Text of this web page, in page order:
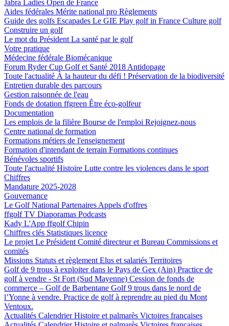
Jabra Ladies Open de France
Aides fédérales Mérite national pro Règlements
Guide des golfs Escapades Le GIE Play golf in France Culture golf
Construire un golf
Le mot du Président La santé par le golf
Votre pratique
Médecine fédérale Biomécanique
Forum Ryder Cup Golf et Santé 2018 Antidopage
Toute l'actualité À la hauteur du défi ! Préservation de la biodiversité
Entretien durable des parcours
Gestion raisonnée de l'eau
Fonds de dotation ffgreen Être éco-golfeur
Documentation
Les emplois de la filière Bourse de l'emploi Rejoignez-nous
Centre national de formation
Formations métiers de l'enseignement
Formation d'intendant de terrain Formations continues
Bénévoles sportifs
Toute l'actualité Histoire Lutte contre les violences dans le sport
Chiffres
Mandature 2025-2028
Gouvernance
Le Golf National Partenaires Appels d'offres
ffgolf TV Diaporamas Podcasts
Kady L'App ffgolfChipin
Chiffres clés Statistiques licence
Le projet Le Président Comité directeur et Bureau Commissions et
comités
Missions Statuts et règlement Elus et salariés Territoires
Golf de 9 trous à exploiter dans le Pays de Gex (Ain) Practice de
golf à vendre - St Fort (Sud Mayenne) Cession de fonds de
commerce – Golf de Barbentane Golf 9 trous dans le nord de
l’Yonne à vendre. Practice de golf à reprendre au pied du Mont
Ventoux.
Actualités CalendrierHistoire et palmarès Victoires françaises